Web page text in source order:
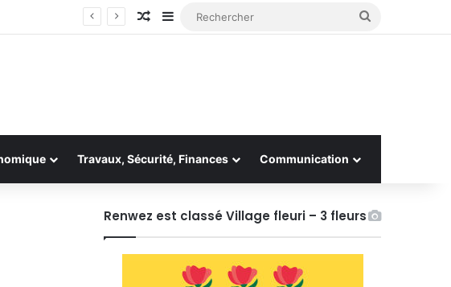
Article Aléatoire
Sidebar (barre latérale)
Travaux, Sécurité, Finances Communication
Renwez est classé Village fleuri – 3 fleurs